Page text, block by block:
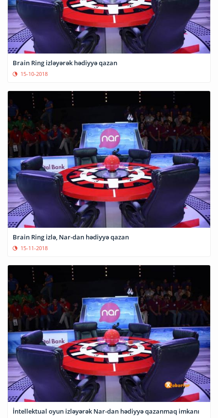
Brain Ring izləyərək hədiyyə qazan
15-10-2018
Brain Ring izlə, Nar-dan hədiyyə qazan
15-11-2018
İntellektual oyun izləyərək Nar-dan hədiyyə qazanmaq imkanı